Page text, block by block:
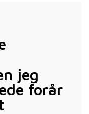
jeg
forår